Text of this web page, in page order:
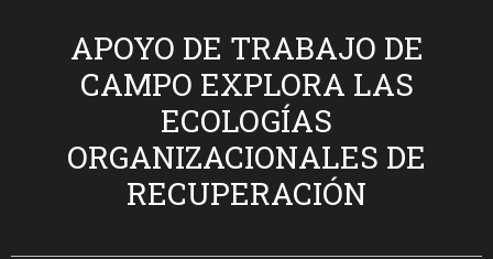
APOYO DE TRABAJO DE
CAMPO EXPLORA LAS
ECOLOGÍAS
ORGANIZACIONALES DE
RECUPERACIÓN